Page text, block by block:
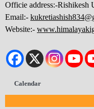
Officie address:-Rishikesh
Email:-
Website:-
Calendar